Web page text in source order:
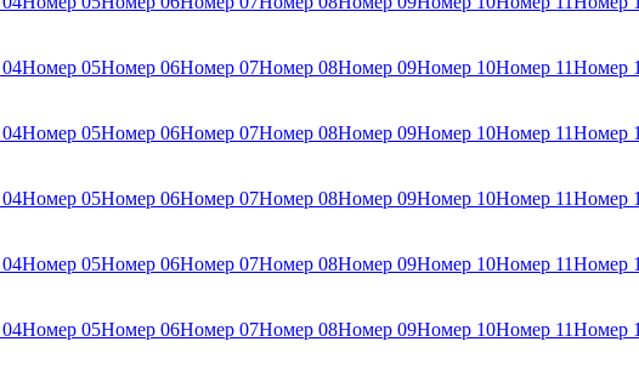
Номер 05Номер 06Номер 07Номер 08Номер 09Номер 10Номер 11Номер
Номер 05Номер 06Номер 07Номер 08Номер 09Номер 10Номер 11Номер
Номер 05Номер 06Номер 07Номер 08Номер 09Номер 10Номер 11Номер
Номер 05Номер 06Номер 07Номер 08Номер 09Номер 10Номер 11Номер
Номер 05Номер 06Номер 07Номер 08Номер 09Номер 10Номер 11Номер